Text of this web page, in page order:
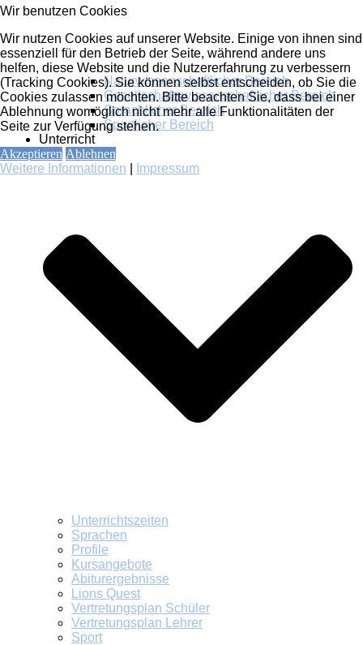
Naturwissenschaftlicher Bereich
Gesellschaftswissenschaftlicher Bereich
Sprachlicher Bereich
Sportlicher Bereich
Unterricht
Unterrichtszeiten
Sprachen
Profile
Kursangebote
Abiturergebnisse
Lions Quest
Vertretungsplan Schüler
Vertretungsplan Lehrer
Sport
Wir benutzen Cookies
Wir nutzen Cookies auf unserer Website. Einige von ihnen sind
essenziell für den Betrieb der Seite, während andere uns
helfen, diese Website und die Nutzererfahrung zu verbessern
(Tracking Cookies). Sie können selbst entscheiden, ob Sie die
Cookies zulassen möchten. Bitte beachten Sie, dass bei einer
Ablehnung womöglich nicht mehr alle Funktionalitäten der
Seite zur Verfügung stehen.
Akzeptieren Ablehnen
Weitere Informationen
Impressum